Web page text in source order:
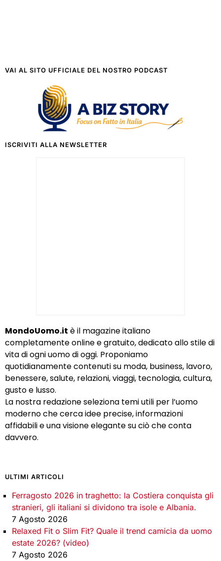
VAI AL SITO UFFICIALE DEL NOSTRO PODCAST
ISCRIVITI ALLA NEWSLETTER
MondoUomo.it è il magazine italiano
completamente online e gratuito, dedicato allo stile di
vita di ogni uomo di oggi. Proponiamo
quotidianamente contenuti su moda, business, lavoro,
benessere, salute, relazioni, viaggi, tecnologia, cultura,
gusto e lusso.
La nostra redazione seleziona temi utili per l’uomo
moderno che cerca idee precise, informazioni
affidabili e una visione elegante su ciò che conta
davvero.
ULTIMI ARTICOLI
Ferragosto 2026 in traghetto: la Costiera conquista gli
stranieri, gli italiani si dividono tra isole e Albania.
7 Agosto 2026
Relaxed Fit o Slim Fit? Quale il trend camicia da uomo
estate 2026? (video)
7 Agosto 2026